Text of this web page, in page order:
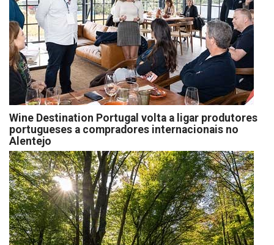
Wine Destination Portugal volta a ligar produtores
portugueses a compradores internacionais no
Alentejo